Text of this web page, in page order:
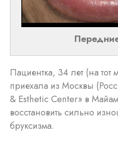
Пациентка, 34 лет (на
приехала из Москвы
& Esthetic Center» в
восстановить сильно
бруксизма.